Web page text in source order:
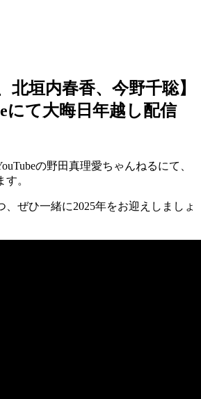
北垣内春香、今野千聡】
にて大晦日年越し配信
の野田真理愛ちゃんねるにて、
。
、ぜひ一緒に2025年をお迎えしましょ